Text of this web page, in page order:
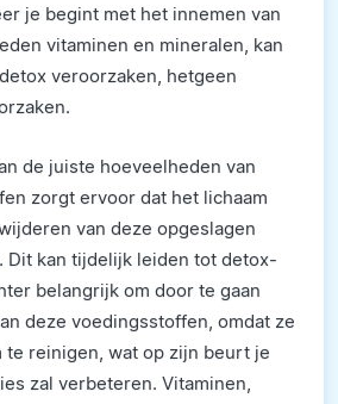
je begint met het innemen van
vitaminen en mineralen, kan
veroorzaken, hetgeen
de juiste hoeveelheden van
zorgt ervoor dat het lichaam
van deze opgeslagen
Dit kan tijdelijk leiden tot detox-
belangrijk om door te gaan
deze voedingsstoffen, omdat ze
te reinigen, wat op zijn beurt je
zal verbeteren. Vitaminen,